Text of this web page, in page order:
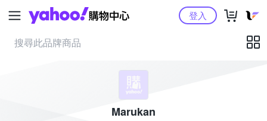
Yahoo購物中心登入
Marukan